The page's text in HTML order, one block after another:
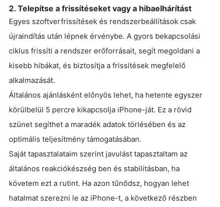
2. Telepítse a frissítéseket vagy a hibaelhárítást
Egyes szoftverfrissítések és rendszerbeállítások csak
újraindítás után lépnek érvénybe. A gyors bekapcsolási
ciklus frissíti a rendszer erőforrásait, segít megoldani a
kisebb hibákat, és biztosítja a frissítések megfelelő
alkalmazását.
Általános ajánlásként előnyös lehet, ha hetente egyszer
körülbelül 5 percre kikapcsolja iPhone-ját. Ez a rövid
szünet segíthet a maradék adatok törlésében és az
optimális teljesítmény támogatásában.
Saját tapasztalataim szerint javulást tapasztaltam az
általános reakciókészség ben és stabilitásban, ha
követem ezt a rutint. Ha azon tűnődsz, hogyan lehet
hatalmat szerezni le az iPhone-t, a következő részben